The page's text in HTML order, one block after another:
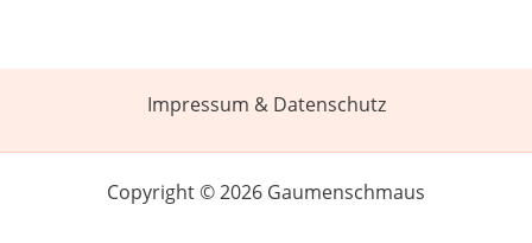
Impressum & Datenschutz
Copyright © 2026 Gaumenschmaus